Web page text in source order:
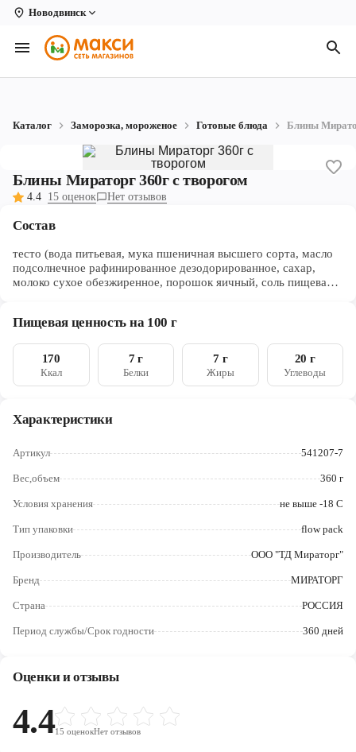
Новодвинск
Вологда
Архангельск
Коряжма
Новодвинск
Северодвинск
Череповец
Каталог Заморозка, мороженое Готовые блюда Блины
Блины Мираторг 360г с творогом
4.4 15 оценок Нет отзывов
Состав
тесто (вода питьевая, мука пшеничная высшего сорта, масло
подсолнечное рафинированное дезодорированное, сахар,
молоко сухое обезжиренное, порошок яичный, соль пищевая,
обезжиренное, масло растительное, молоко сухое
ферментный препарат животного происхождения, закваска
молочнокислых культур), творог обезжиренный (молоко
нормализованное, закваска молочнокислых культур), сахар,
Пищевая ценность на 100 г
170
Ккал
7 г
Белки
7 г
Жиры
20 г
Углеводы
Характеристики
Артикул 541207-7
Вес,объем 360 г
Условия хранения не выше -18 С
Тип упаковки flow pack
Производитель ООО "ТД Мираторг"
Бренд МИРАТОРГ
Страна РОССИЯ
Период службы/Срок годности 360 дней
Оценки и отзывы
4.415 оценокНет отзывов